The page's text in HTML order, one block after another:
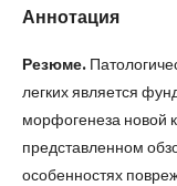
Аннотация
Резюме.
легких является
морфогенеза новой
представленном
особенностях